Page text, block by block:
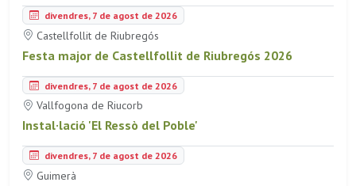
divendres, 7 de agost de 2026
Castellfollit de Riubregós
Festa major de Castellfollit de Riubregós 2026
divendres, 7 de agost de 2026
Vallfogona de Riucorb
Instal·lació 'El Ressò del Poble'
divendres, 7 de agost de 2026
Guimerà